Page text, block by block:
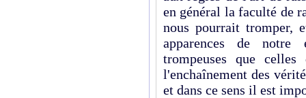
en général la faculté de
nous pourrait tromper,
apparences de notre
trompeuses que
l'enchaînement des
et dans ce sens il est